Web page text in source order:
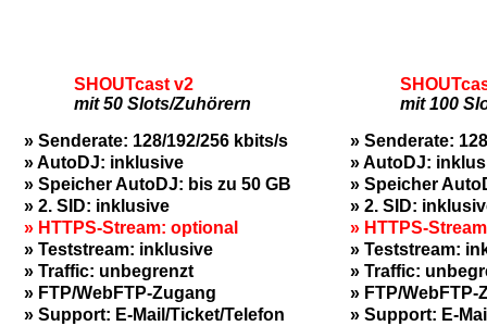
SHOUTcast v2
mit 50 Slots/Zuhörern
» Senderate: 128/192/256 kbits/s
» AutoDJ: inklusive
» Speicher AutoDJ: bis zu 50 GB
» 2. SID: inklusive
» HTTPS-Stream: optional
» Teststream: inklusive
» Traffic: unbegrenzt
» FTP/WebFTP-Zugang
» Support: E-Mail/Ticket/Telefon
mit 100
» Senderate:
» AutoDJ:
» Speicher
» 2. SID:
» HTTPS-
» Teststream:
» Traffic:
» FTP/WebFTP-
» Support: E-